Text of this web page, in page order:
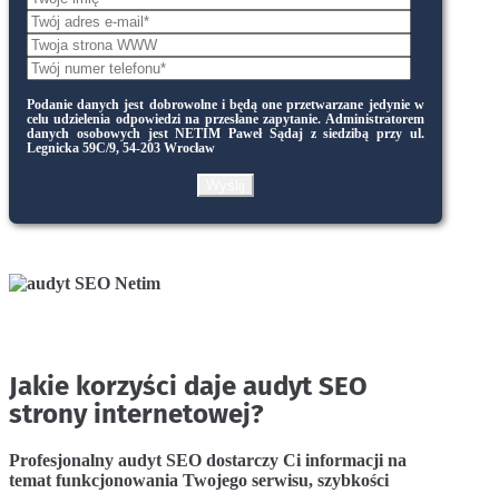
Podanie danych jest dobrowolne i będą one przetwarzane jedynie w
celu udzielenia odpowiedzi na przesłane zapytanie. Administratorem
danych osobowych jest NETIM Paweł Sądaj z siedzibą przy ul.
Legnicka 59C/9, 54-203 Wrocław
Jakie korzyści daje audyt SEO
strony internetowej?
Profesjonalny audyt SEO dostarczy Ci informacji na
temat funkcjonowania Twojego serwisu, szybkości